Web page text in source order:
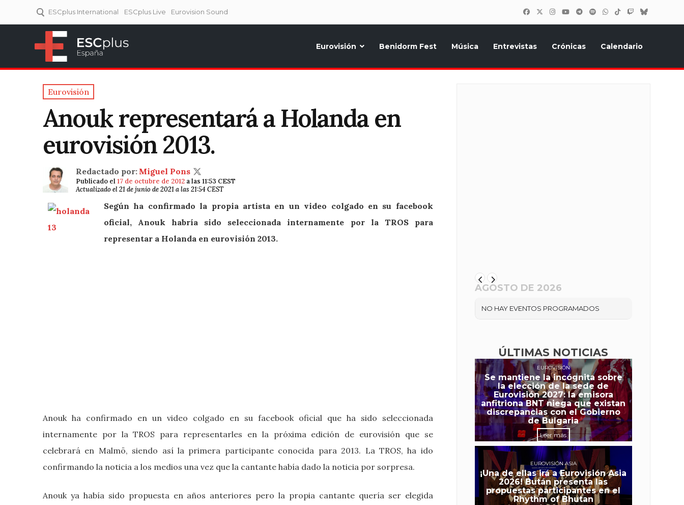
ESCplus International ESCplus Live Eurovision Sound
Eurovisión Benidorm Fest Música Entrevistas Crónicas Calendario
Eurovisión
Anouk representará a Holanda en
eurovisión 2013.
Redactado por: Miguel Pons
Publicado el17 de octubre de 2012 a las 11:53 CEST
Actualizado el 21 de junio de 2021 a las 21:54 CEST
Según ha confirmado la propia artista en un video colgado en su facebook
oficial, Anouk habría sido seleccionada internamente por la TROS para
representar a Holanda en eurovisión 2013.
Anouk ha confirmado en un video colgado en su facebook oficial que ha sido seleccionada
internamente por la TROS para representarles en la próxima edición de eurovisión que se
celebrará en Malmö, siendo así la primera participante conocida para 2013. La TROS, ha ido
confirmando la noticia a los medios una vez que la cantante había dado la noticia por sorpresa.
Anouk ya había sido propuesta en años anteriores pero la propia cantante quería ser elegida
AGOSTO DE 2026
NO HAY EVENTOS PROGRAMADOS
ÚLTIMAS NOTICIAS
EUROVISIÓN
Se mantiene la incógnita sobre
la elección de la sede de
Eurovisión 2027: la emisora
anfitriona BNT niega que existan
discrepancias con el Gobierno
de Bulgaria
Leer más
EUROVISIÓN ASIA
¡Una de ellas irá a Eurovisión Asia
2026! Bután presenta las
propuestas participantes en el
Rhythm of Bhutan